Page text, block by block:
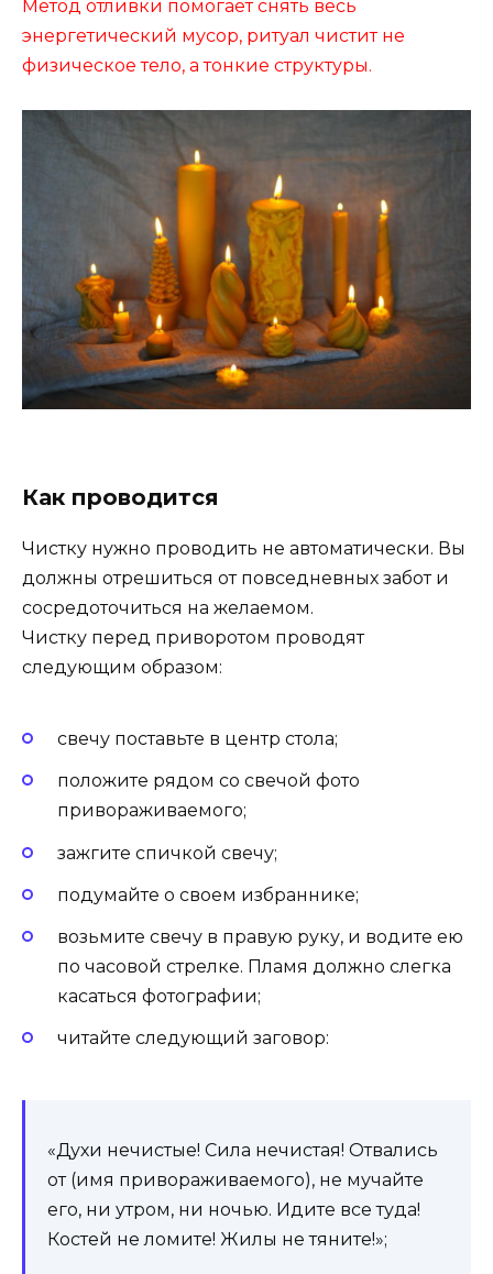
Метод отливки помогает снять весь
энергетический мусор, ритуал чистит не
физическое тело, а тонкие структуры.
Как проводится
Чистку нужно проводить не автоматически. Вы
должны отрешиться от повседневных забот и
сосредоточиться на желаемом.
Чистку перед приворотом проводят
следующим образом:
свечу поставьте в центр стола;
положите рядом со свечой фото
привораживаемого;
зажгите спичкой свечу;
подумайте о своем избраннике;
возьмите свечу в правую руку, и водите ею
по часовой стрелке. Пламя должно слегка
касаться фотографии;
читайте следующий заговор:
«Духи нечистые! Сила нечистая! Отвались
от (имя привораживаемого), не мучайте
его, ни утром, ни ночью. Идите все туда!
Костей не ломите! Жилы не тяните!»;